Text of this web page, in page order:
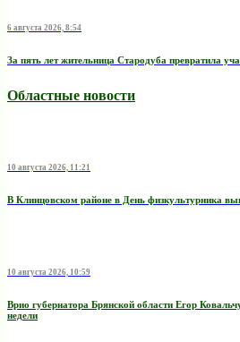
6 августа 2026, 8:54
За пять лет жительница Стародуба превратила
Областные новости
10 августа 2026, 11:21
В Клинцовском районе в День физкультурника
10 августа 2026, 10:59
Врио губернатора Брянской области Егор
недели